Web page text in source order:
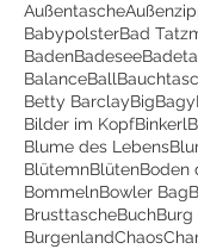
Außentasche
BabypolsterBad
BadenBadesee
BalanceBall
Betty BarclayBigBagy
Bilder im KopfBinkerl
Blume des Lebens
BlütemnBlütenBoden
BommelnBowler Bag
BrusttascheBuchBurg
BurgenlandChaos